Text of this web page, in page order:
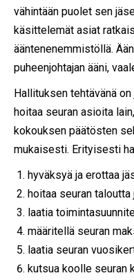
vähintään puolet sen
käsittelemät asiat
ääntenenemmistöllä.
puheenjohtajan ääni,
Hallituksen tehtävänä
hoitaa seuran asioita
kokouksen päätösten
mukaisesti. Erityisesti
hyväksyä ja erottaa
hoitaa seuran
laatia
määritellä seuran
laatia seuran
kutsua koolle seuran